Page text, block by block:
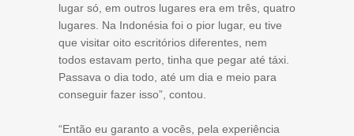
lugar só, em outros lugares era em três, quatro
lugares. Na Indonésia foi o pior lugar, eu tive
que visitar oito escritórios diferentes, nem
todos estavam perto, tinha que pegar até táxi.
Passava o dia todo, até um dia e meio para
conseguir fazer isso”, contou.
“Então eu garanto a vocês, pela experiência